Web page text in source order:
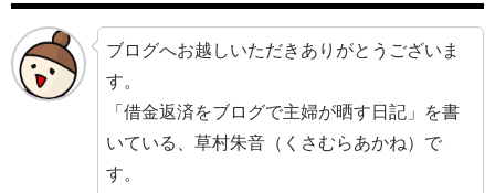
ブログへお越しいただきありがとうございま
す。
「借金返済をブログで主婦が晒す日記」を書
いている、草村朱音（くさむらあかね）で
す。